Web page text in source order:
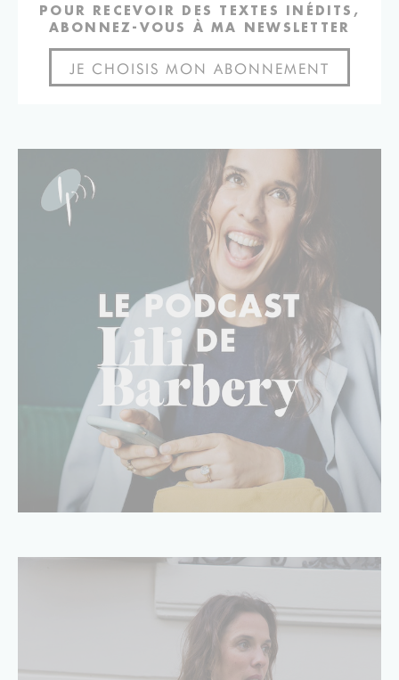
POUR RECEVOIR DES TEXTES INÉDITS,
ABONNEZ-VOUS À MA NEWSLETTER
JE CHOISIS MON ABONNEMENT